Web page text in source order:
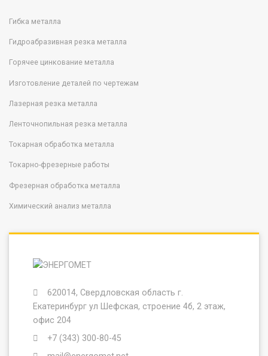
Гибка металла
Гидроабразивная резка металла
Горячее цинкование металла
Изготовление деталей по чертежам
Лазерная резка металла
Ленточнопильная резка металла
Токарная обработка металла
Токарно-фрезерные работы
Фрезерная обработка металла
Химический анализ металла
620014, Свердловская область г.
Екатеринбург ул Шефская, строение 4б, 2 этаж,
офис 204
+7 (343) 300-80-45